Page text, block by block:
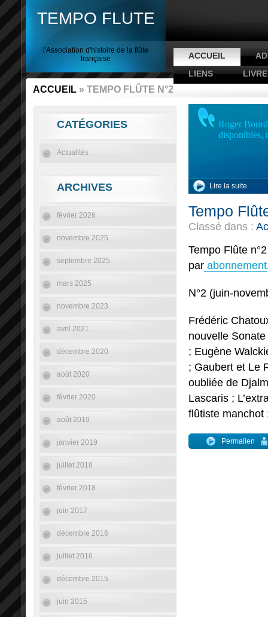
TEMPO FLUTE
l'Association d'histoire de la flûte
française
ACCUEIL
LIENS
ACCUEIL » TEMPO FLÛTE N°2
Roger
disponibles,
Lire la suite
Tempo
Classé dans :
Tempo Flûte
par abonnement
N°2 (juin-
Frédéric
nouvelle
; Eugène
; Gaubert et Le
oubliée de
Lascaris ;
flûtiste manchot
Permalien
CATÉGORIES
Actualités
ARCHIVES
février 2026
novembre 2025
septembre 2025
mars 2025
novembre 2023
avril 2021
décembre 2020
août 2020
février 2020
août 2019
janvier 2019
juillet 2018
février 2018
juin 2017
décembre 2016
juillet 2016
décembre 2015
juin 2015